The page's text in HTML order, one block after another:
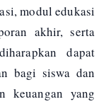
modul edukasi
akhir, serta
dapat
bagi siswa dan
keuangan yang